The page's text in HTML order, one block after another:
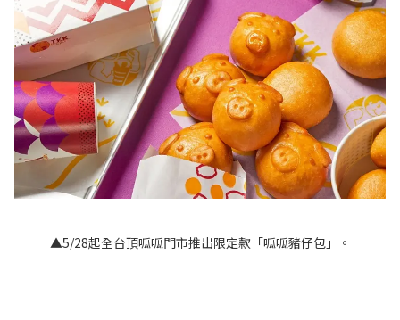
▲5/28起全台頂呱呱門市推出限定款「呱呱豬仔包」。